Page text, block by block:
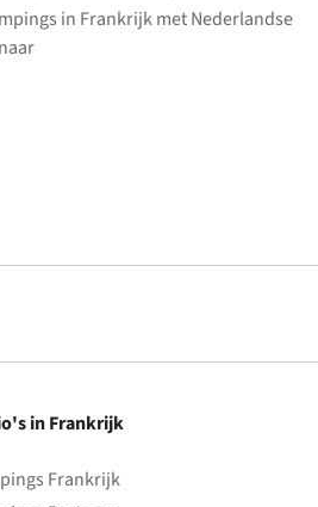
in Frankrijk met Nederlandse
in Frankrijk
Frankrijk